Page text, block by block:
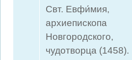
Свт. Евфи́мия,
архиепископа
Новгородского,
чудотворца (1458).